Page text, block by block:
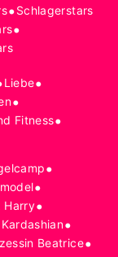
•Schlagerstars
•
Liebe•
•
Fitness•
•
•
Harry•
•
Beatrice•